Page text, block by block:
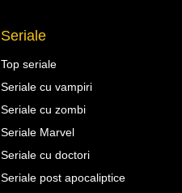
Seriale
Top seriale
Seriale cu vampiri
Seriale cu zombi
Seriale Marvel
Seriale cu doctori
Seriale post apocaliptice